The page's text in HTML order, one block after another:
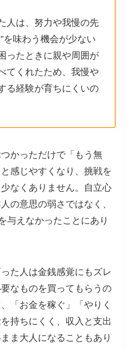
人は、努力や我慢の先
を味わう機会が少ない
ったときに親や周囲が
てくれたため、我慢や
る経験が育ちにくいの
かっただけで「もう無
感じやすくなり、挑戦を
なくありません。自立心
の意思の弱さではなく、
与えなかったことにあり
た人は金銭感覚にもズレ
なものを買ってもらうの
「お金を稼ぐ」「やりく
持ちにくく、収入と支出
ま大人になることもあり